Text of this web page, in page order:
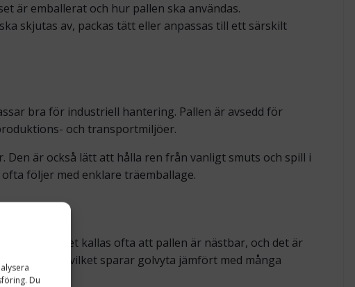
Du
är emballerat och hur pallen ska användas.
skjutas av, packas tätt eller anpassas till ett särskilt
bra för industriell hantering. Pallen är avsedd för
och transportmiljöer.
är också lätt att hålla ren från vanligt smuts och spill i
följer med enklare träemballage.
Det kallas ofta att pallen är nästbar, och det är
50 pallar, vilket sparar golvyta jämfört med många